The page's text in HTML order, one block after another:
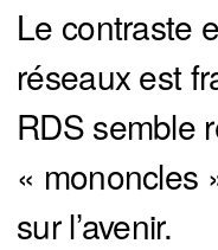
Le contraste
réseaux est
RDS semble
« mononcles
sur l’avenir.